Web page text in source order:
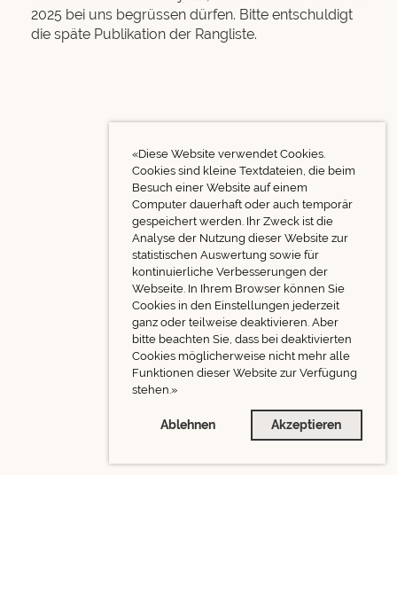
«Diese Website verwendet Cookies.
Cookies sind kleine Textdateien, die beim
Besuch einer Website auf einem
Computer dauerhaft oder auch temporär
gespeichert werden. Ihr Zweck ist die
Analyse der Nutzung dieser Website zur
statistischen Auswertung sowie für
kontinuierliche Verbesserungen der
Webseite. In Ihrem Browser können Sie
Cookies in den Einstellungen jederzeit
ganz oder teilweise deaktivieren. Aber
bitte beachten Sie, dass bei deaktivierten
Cookies möglicherweise nicht mehr alle
Funktionen dieser Website zur Verfügung
stehen.»
Ablehnen Akzeptieren
2025 bei uns begrüssen dürfen. Bitte entschuldigt
die späte Publikation der Rangliste.